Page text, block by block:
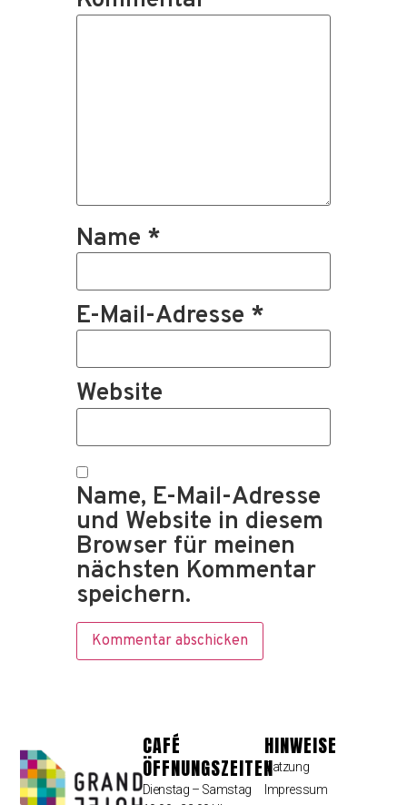
Name *
E-Mail-Adresse *
Website
Name, E-Mail-Adresse
und Website in diesem
Browser für meinen
nächsten Kommentar
speichern.
CAFÉ
ÖFFNUNGSZEITEN
Dienstag – Samstag
HINWEISE
Satzung
Impressum